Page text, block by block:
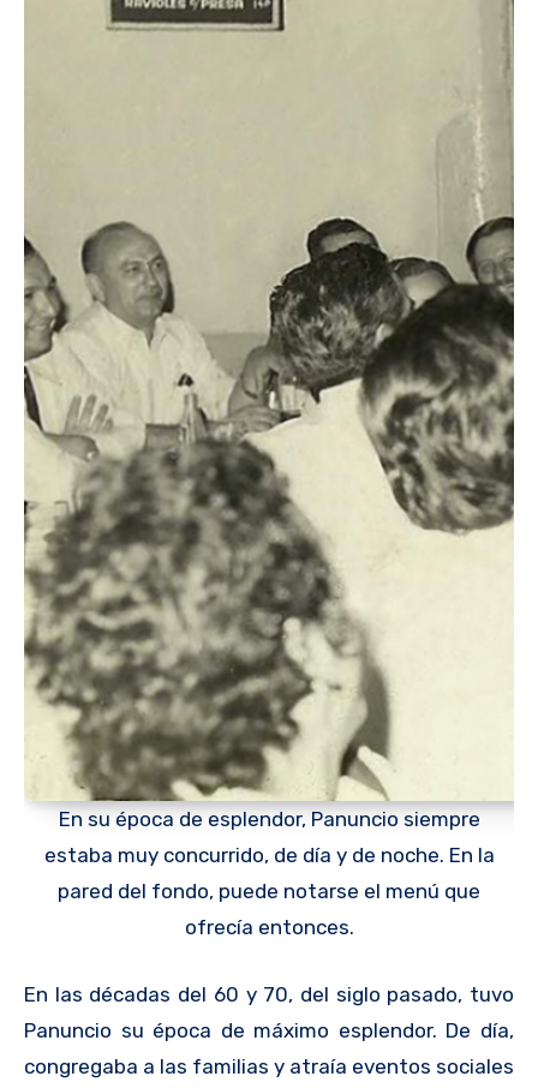
En su época de esplendor, Panuncio siempre
estaba muy concurrido, de día y de noche. En la
pared del fondo, puede notarse el menú que
ofrecía entonces.
En las décadas del 60 y 70, del siglo pasado, tuvo
Panuncio su época de máximo esplendor. De día,
congregaba a las familias y atraía eventos sociales